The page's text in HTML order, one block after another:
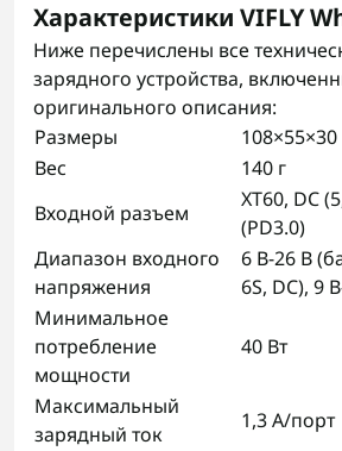
Характеристики VIFLY
Ниже перечислены все
зарядного устройства,
оригинального описания:
Размеры
Вес
140 г
Входной разъем
XT60, DC
(PD3.0)
Диапазон входного
напряжения
6 В-26 В
6S, DC), 9
Минимальное
потребление
мощности
40 Вт
Максимальный
зарядный ток
1,3 А/порт